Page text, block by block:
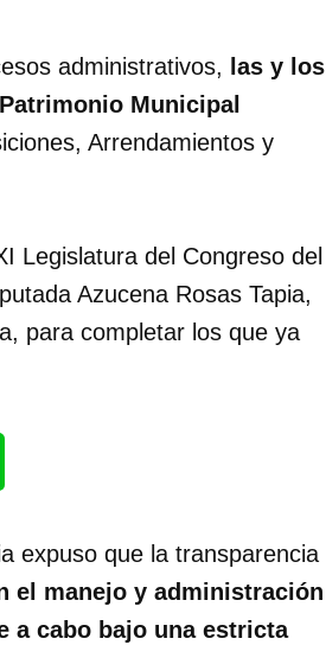
administrativos,
las y los
Municipal
Arrendamientos y
Legislatura del Congreso del
Azucena Rosas Tapia,
para completar los que ya
expuso que la transparencia
el manejo y administración
a cabo bajo una estricta